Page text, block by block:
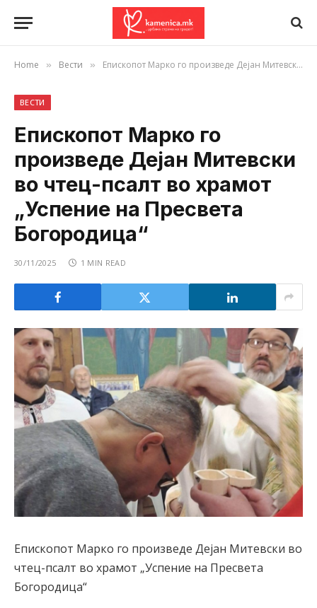
Home » Вести » Епископот Марко го произведе Дејан Митевски во чтец-псалт во храмот „Успение на Пресвета Богородица“
ВЕСТИ
Епископот Марко го
произведе Дејан Митевски
во чтец-псалт во храмот
„Успение на Пресвета
Богородица“
30/11/2025 1 MIN READ
Епископот Марко го произведе Дејан Митевски во
чтец-псалт во храмот „Успение на Пресвета
Богородица“